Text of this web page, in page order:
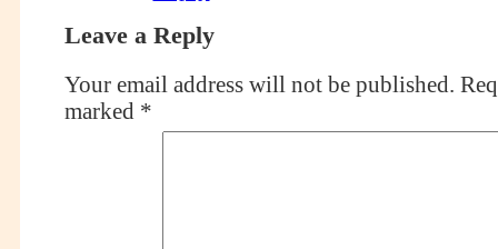
Leave a Reply
Your email address will not be published.
marked *